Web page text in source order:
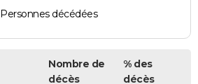
Personnes décédées
Nombre de
décès
% des
décès